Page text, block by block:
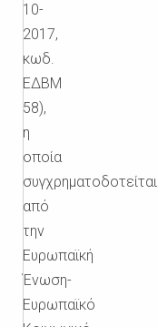
10-
2017,
κωδ.
ΕΔΒΜ
58),
η
οποία
συγχρηματοδοτείται
από
την
Ευρωπαϊκή
Ένωση-
Ευρωπαϊκό